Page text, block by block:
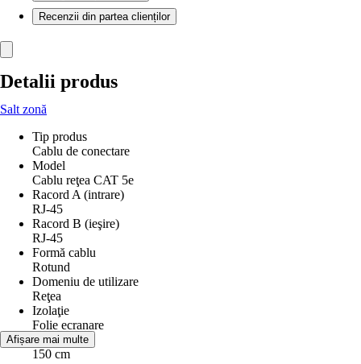
Recenzii din partea clienților
Detalii produs
Salt zonă
Tip produs
Cablu de conectare
Model
Cablu reţea CAT 5e
Racord A (intrare)
RJ-45
Racord B (ieşire)
RJ-45
Formă cablu
Rotund
Domeniu de utilizare
Reţea
Izolaţie
Folie ecranare
Lungime
150 cm
Afișare mai multe